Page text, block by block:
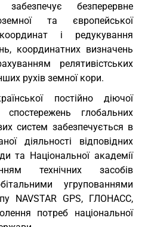
безперервне
та європейської
і редукування
координатних визначень
релятивістських
рухів земної кори.
постійно діючої
спостережень глобальних
систем забезпечується в
діяльності відповідних
та Національної академії
технічних засобів
угрупованнями
NAVSTAR GPS, ГЛОНАСС,
потреб національної